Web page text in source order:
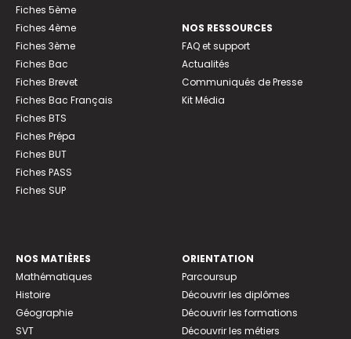
Fiches 5ème
Fiches 4ème
Fiches 3ème
Fiches Bac
Fiches Brevet
Fiches Bac Français
Fiches BTS
Fiches Prépa
Fiches BUT
Fiches PASS
Fiches SUP
NOS RESSOURCES
FAQ et support
Actualités
Communiqués de Presse
Kit Média
NOS MATIÈRES
Mathématiques
Histoire
Géographie
SVT
ORIENTATION
Parcoursup
Découvrir les diplômes
Découvrir les formations
Découvrir les métiers